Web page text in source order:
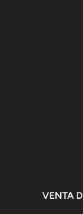
VENTA